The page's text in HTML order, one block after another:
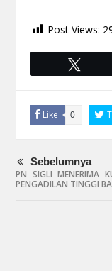
Post Views:
Like 0
Sebelumnya
PN SIGLI MENERIMA
PENGADILAN TINGGI